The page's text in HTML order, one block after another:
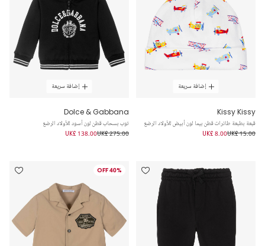
إضافة سريعة
Kissy Kissy
قبعة بطبعة طائرات قطن بيما لون أبيض للأولاد الرضع
UK£ 15.00
UK£ 8.00
إضافة سريعة
Dolce & Gabbana
توب بسحاب قطن لون أسود للأولاد الرضع
UK£ 275.00
UK£ 138.00
40% OFF